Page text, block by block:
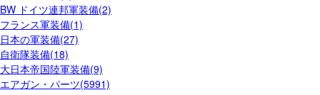
BW ドイツ連邦軍装備(2)
フランス軍装備(1)
日本の軍装備(27)
自衛隊装備(18)
大日本帝国陸軍装備(9)
エアガン・パーツ(5991)